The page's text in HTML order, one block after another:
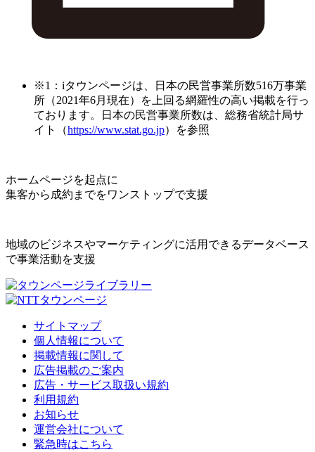
※1：iタウンページは、日本の民営事業所数516万事業
所（2021年6月現在）を上回る網羅性の高い掲載を行っ
ております。日本の民営事業所数は、総務省統計局サ
イト（https://www.stat.go.jp）を参照
ホームページを起点に
集客から成約までをワンストップで支援
地域のビジネスやマーケティングに活用できるデータベース
で事業活動を支援
サイトマップ
個人情報について
掲載情報に関して
広告掲載のご案内
広告・サービス取扱い規約
利用規約
お知らせ
運営会社について
緊急時はこちら